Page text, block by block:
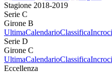
Stagione 2018-2019
Serie C
Girone B
UltimaCalendarioClassificaIncroci
Serie D
Girone C
UltimaCalendarioClassificaIncroci
Eccellenza